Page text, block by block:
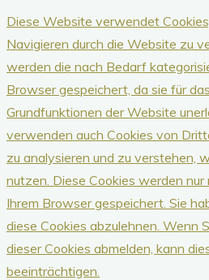
Diese Website verwendet
Navigieren durch die Website zu
werden die nach Bedarf
Browser gespeichert, da sie für
Grundfunktionen der Website
verwenden auch Cookies von
zu analysieren und zu verstehen,
nutzen. Diese Cookies werden nur
Ihrem Browser gespeichert. Sie
diese Cookies abzulehnen. Wenn
dieser Cookies abmelden, kann
beeinträchtigen.